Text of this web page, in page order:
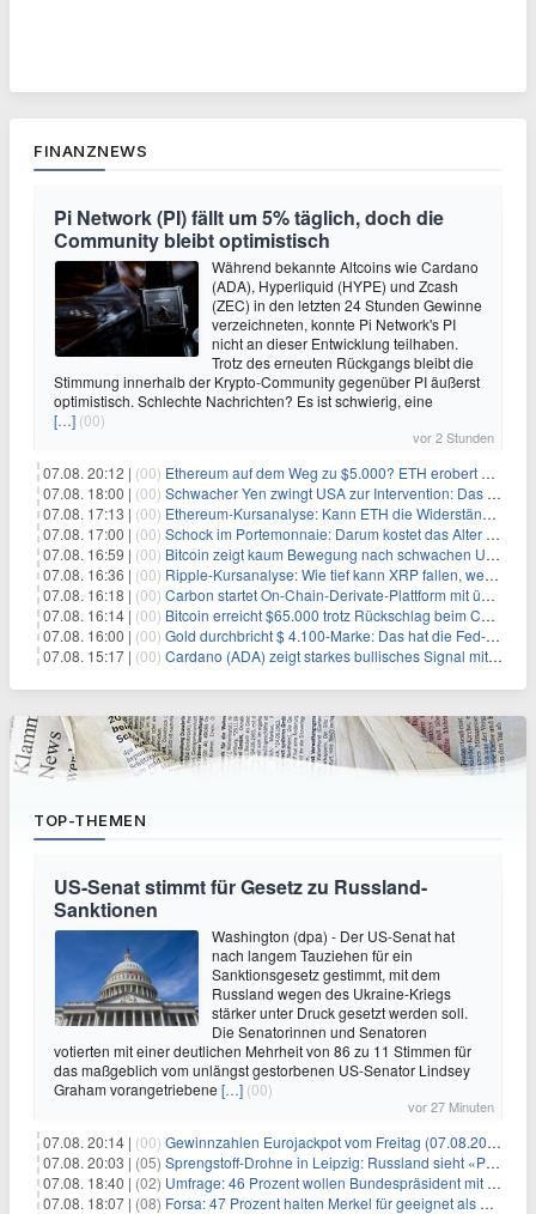
FINANZNEWS
Pi Network (PI) fällt um 5% täglich, doch die
Community bleibt optimistisch
Während bekannte Altcoins wie Cardano
(ADA), Hyperliquid (HYPE) und Zcash
(ZEC) in den letzten 24 Stunden Gewinne
verzeichneten, konnte Pi Network's PI
nicht an dieser Entwicklung teilhaben.
Trotz des erneuten Rückgangs bleibt die
Stimmung innerhalb der Krypto-Community gegenüber PI äußerst
optimistisch. Schlechte Nachrichten? Es ist schwierig, eine
[…] (00)
vor 2 Stunden
07.08. 20:12 | (00) Ethereum auf dem Weg zu $5.000? ETH erobert wichtige Marke zurück, während Institutionen weiter akkumulieren
07.08. 18:00 | (00) Schwacher Yen zwingt USA zur Intervention: Das größte Risiko seit 15 Jahren
07.08. 17:13 | (00) Ethereum-Kursanalyse: Kann ETH die Widerstände der gleitenden Durchschnitte überwinden?
07.08. 17:00 | (00) Schock im Portemonnaie: Darum kostet das Alter deutlich mehr als Sie denken
07.08. 16:59 | (00) Bitcoin zeigt kaum Bewegung nach schwachen US-Arbeitsmarktdaten, Fed-Zinserhöhungschancen sinken auf 44%
07.08. 16:36 | (00) Ripple-Kursanalyse: Wie tief kann XRP fallen, wenn die $1-Unterstützung am Wochenende verloren geht?
07.08. 16:18 | (00) Carbon startet On-Chain-Derivate-Plattform mit über 950 Märkten in einem Konto
07.08. 16:14 | (00) Bitcoin erreicht $65.000 trotz Rückschlag beim CLARITY Act und fehlendem US-Iran-Abkommen
07.08. 16:00 | (00) Gold durchbricht $ 4.100-Marke: Das hat die Fed-Entscheidung ausgelöst
07.08. 15:17 | (00) Cardano (ADA) zeigt starkes bullisches Signal mit Potenzial für 200% Kursanstieg
TOP-THEMEN
US-Senat stimmt für Gesetz zu Russland-
Sanktionen
Washington (dpa) - Der US-Senat hat
nach langem Tauziehen für ein
Sanktionsgesetz gestimmt, mit dem
Russland wegen des Ukraine-Kriegs
stärker unter Druck gesetzt werden soll.
Die Senatorinnen und Senatoren
votierten mit einer deutlichen Mehrheit von 86 zu 11 Stimmen für
das maßgeblich vom unlängst gestorbenen US-Senator Lindsey
Graham vorangetriebene […] (00)
vor 27 Minuten
07.08. 20:14 | (00) Gewinnzahlen Eurojackpot vom Freitag (07.08.2026)
07.08. 20:03 | (05) Sprengstoff-Drohne in Leipzig: Russland sieht «Provokation»
07.08. 18:40 | (02) Umfrage: 46 Prozent wollen Bundespräsident mit Politik-Erfahrung
07.08. 18:07 | (08) Forsa: 47 Prozent halten Merkel für geeignet als Bundespräsidentin